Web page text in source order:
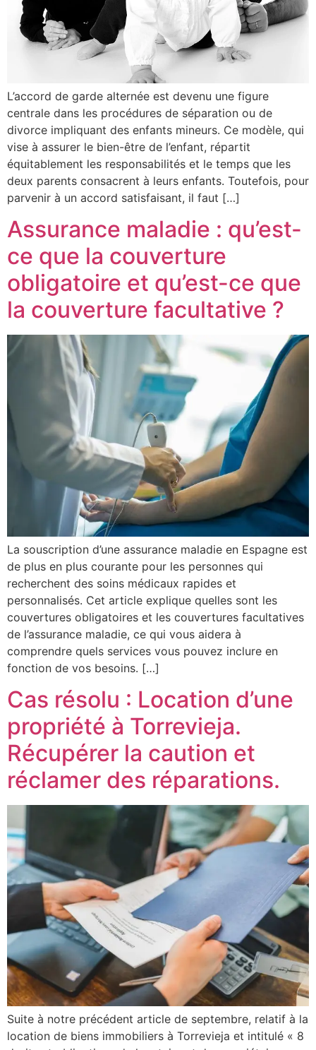
L’accord de garde alternée est devenu une figure
centrale dans les procédures de séparation ou de
divorce impliquant des enfants mineurs. Ce modèle, qui
vise à assurer le bien-être de l’enfant, répartit
équitablement les responsabilités et le temps que les
deux parents consacrent à leurs enfants. Toutefois, pour
parvenir à un accord satisfaisant, il faut […]
Assurance maladie : qu’est-
ce que la couverture
obligatoire et qu’est-ce que
la couverture facultative ?
La souscription d’une assurance maladie en Espagne est
de plus en plus courante pour les personnes qui
recherchent des soins médicaux rapides et
personnalisés. Cet article explique quelles sont les
couvertures obligatoires et les couvertures facultatives
de l’assurance maladie, ce qui vous aidera à
comprendre quels services vous pouvez inclure en
fonction de vos besoins. […]
Cas résolu : Location d’une
propriété à Torrevieja.
Récupérer la caution et
réclamer des réparations.
Suite à notre précédent article de septembre, relatif à la
location de biens immobiliers à Torrevieja et intitulé « 8